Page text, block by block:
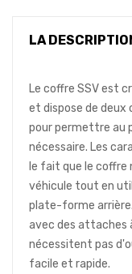
LA
Le coffre SSV est
et dispose de
pour permettre au
nécessaire. Les
le fait que le coffre
véhicule tout en
plate-forme
avec des attaches
nécessitent pas
facile et rapide.